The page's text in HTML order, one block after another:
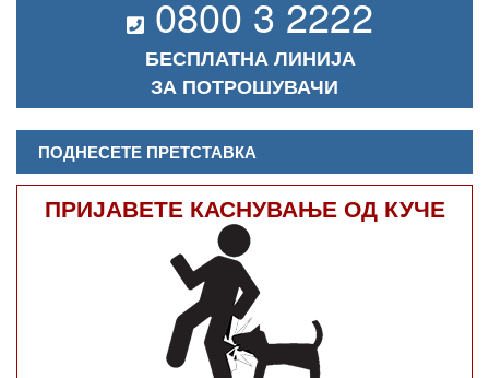
0800 3 2222
БЕСПЛАТНА ЛИНИЈА
ЗА ПОТРОШУВАЧИ
ПОДНЕСЕТЕ ПРЕТСТАВКА
ПРИЈАВЕТЕ КАСНУВАЊЕ ОД КУЧЕ